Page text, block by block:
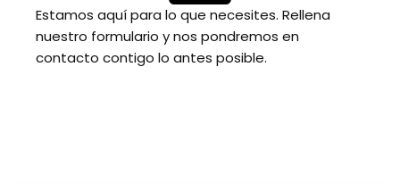
Estamos aquí para lo que necesites. Rellena
nuestro formulario y nos pondremos en
contacto contigo lo antes posible.